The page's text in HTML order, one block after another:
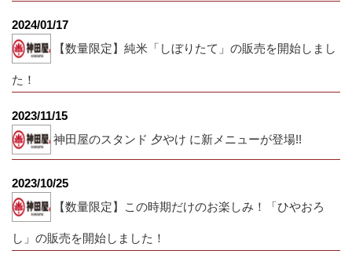
2024/01/17
【数量限定】純米「しぼりたて」の販売を開始しまし
た！
2023/11/15
神田屋のスタンド 夕やけ に新メニューが登場!!
2023/10/25
【数量限定】この時期だけのお楽しみ！「ひやおろ
し」の販売を開始しました！